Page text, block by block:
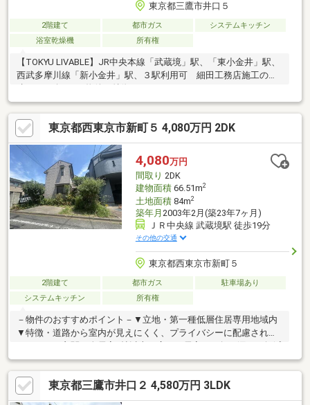
東京都三鷹市井口５
2階建て 都市ガス
システムキッチン
浴室乾燥機
所有権
【TOKYU LIVABLE】JR中央本線「武蔵境」駅、「東小金井」駅、
西武多摩川線「新小金井」駅、３駅利用可 細田工務店施工の戸
┗┻━━━━━━━━━━━━━━━━━〇JR中央本線「武蔵
境」駅徒歩18分、「東小金井」駅徒歩14分、西武多摩川線「新小
金井」駅徒歩11分〇４LDK、南向きバルコニー、リビングダイニ
ングにガス温水床暖房設置〇ご家族のふれあいを考えて、リビン
グに階段を配しています。【土地】・敷地延長部分があることに
より前面道路からの視線を気にすることなくプライベートな空間
を保った立地です。路地状部分約36.00m2含む
東京都西東京市新町５ 4,080万円 2DK
4,080万円
間取り 2DK
建物面積66.51m2
土地面積84m2
築年月 2003年2月(築23年7ヶ月)
ＪＲ中央線 武蔵境駅 徒歩19分
その他の交通
東京都西東京市新町５
2階建て 都市ガス
駐車場あり
システムキッチン
所有権
－物件のおすすめポイント－▼立地・第一種低層住居専用地域内
▼特徴・道路から室内が見えにくく、プライバシーに配慮された
される独立型キッチン、床下収納有・洋室約6.0帖にゆとりある約
4.0帖のWICを設置・書斎等、多目的に活用できるアトリエ付・駐
車場1台分有(車種制限有)▼周辺環境・スーパー「サミットストア
向台町店」徒歩9分(約690m)・ファミリーマート西東京新町五丁
東京都三鷹市井口２ 4,580万円 3LDK